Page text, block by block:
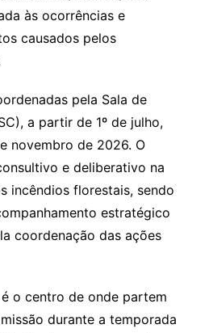
às ocorrências e
causados pelos
pela Sala de
a partir de 1º de julho,
novembro de 2026. O
e deliberativo na
incêndios florestais, sendo
estratégico
coordenação das ações
é o centro de onde partem
durante a temporada